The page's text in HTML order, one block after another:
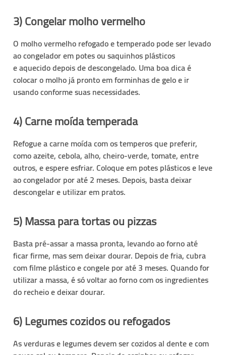
3) Congelar molho vermelho
O molho vermelho refogado e temperado pode ser levado
ao congelador em potes ou saquinhos plásticos
eaquecidodepois de descongelado. Uma boa dica é
colocar o molho já pronto emforminhas de geloe ir
usando conforme suas necessidades.
4) Carne moída temperada
Refogue a carne moída com os temperos que preferir,
como azeite, cebola, alho, cheiro-verde, tomate, entre
outros, e espere esfriar. Coloque empotes plásticose leve
ao congelador por até 2 meses. Depois, basta deixar
descongelar e utilizar em pratos.
5) Massa para tortas ou pizzas
Bastapré-assara massa pronta, levando ao forno até
ficar firme, mas sem deixar dourar. Depois de fria, cubra
com filme plástico e congele por até 3 meses. Quando for
utilizar a massa, é só voltar ao forno com os ingredientes
do recheio e deixar dourar.
6) Legumes cozidos ou refogados
As verduras e legumes devem ser cozidosal dentee com